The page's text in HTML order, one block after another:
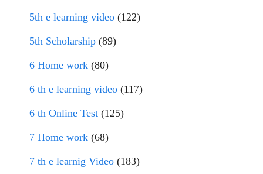
5th e learning video (122)
5th Scholarship (89)
6 Home work (80)
6 th e learning video (117)
6 th Online Test (125)
7 Home work (68)
7 th e learnig Video (183)